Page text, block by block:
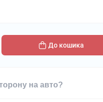
До кошика
на авто?